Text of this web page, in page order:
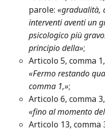
parole: «gradualità,
interventi aventi un
psicologico più
principio della»;
Articolo 5, comma
«Fermo restando
comma 1,»;
Articolo 6, comma
«fino al momento
Articolo 13,